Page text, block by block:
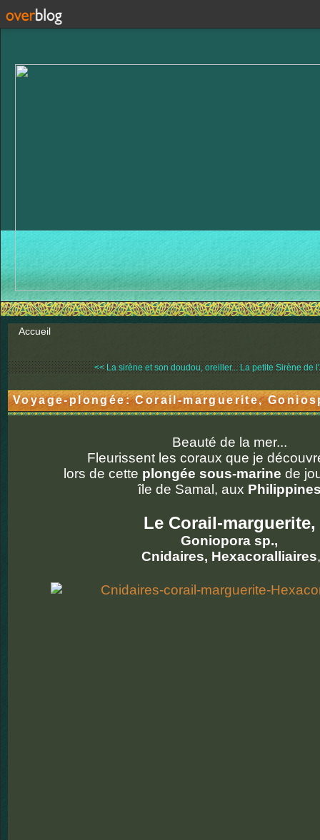
Accueil
<< La sirène et son doudou, oreiller... La petite Sirène de
Voyage-plongée: Corail-marguerite,
Beauté de la mer...
Fleurissent les coraux que je
lors de cette plongée sous-marine de
île de Samal, aux
Le Corail-marguerite,
Goniopora sp.,
Cnidaires, Hexacoralliaires,